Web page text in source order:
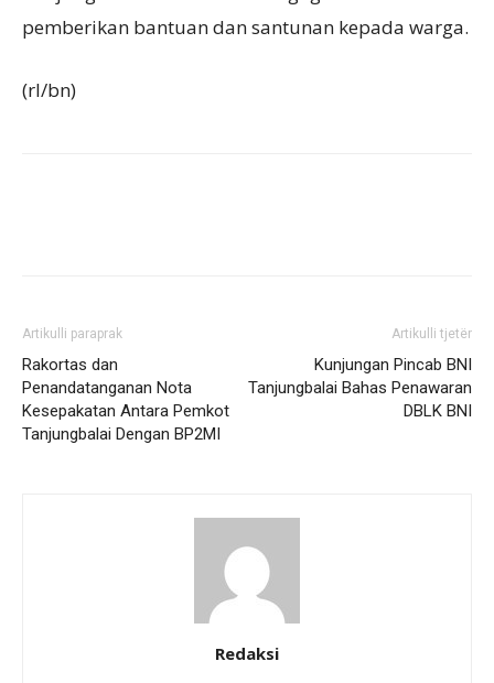
pemberikan bantuan dan santunan kepada warga.
(rl/bn)
Artikulli paraprak
Rakortas dan
Penandatanganan Nota
Kesepakatan Antara Pemkot
Tanjungbalai Dengan BP2MI
Artikulli tjetër
Kunjungan Pincab BNI
Tanjungbalai Bahas Penawaran
DBLK BNI
Redaksi